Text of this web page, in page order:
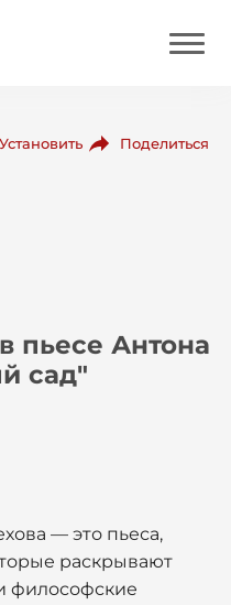
Установить Поделиться
пьесе Антона
сад"
— это пьеса,
раскрывают
философские